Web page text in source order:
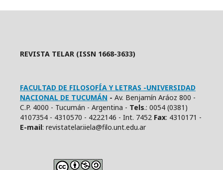
REVISTA TELAR (ISSN 1668-3633)
FACULTAD DE FILOSOFÍA Y LETRAS -UNIVERSIDAD
NACIONAL DE TUCUMÁN - Av. Benjamín Aráoz 800 -
C.P. 4000 - Tucumán - Argentina - Tels.: 0054 (0381)
4107354 - 4310570 - 4222146 - Int. 7452 Fax: 4310171 -
E-mail: revistatelar.iiela@filo.unt.edu.ar